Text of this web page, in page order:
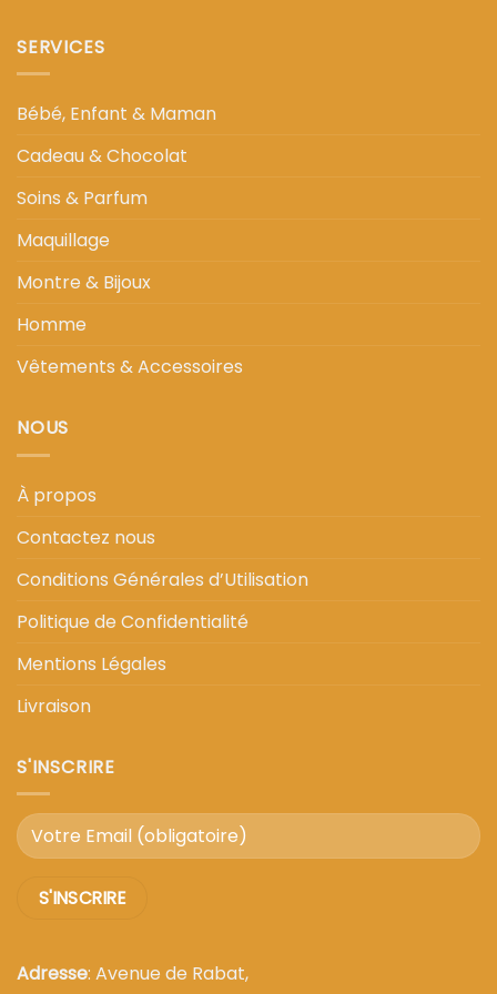
SERVICES
Bébé, Enfant & Maman
Cadeau & Chocolat
Soins & Parfum
Maquillage
Montre & Bijoux
Homme
Vêtements & Accessoires
NOUS
À propos
Contactez nous
Conditions Générales d’Utilisation
Politique de Confidentialité
Mentions Légales
Livraison
S'INSCRIRE
Adresse: Avenue de Rabat,